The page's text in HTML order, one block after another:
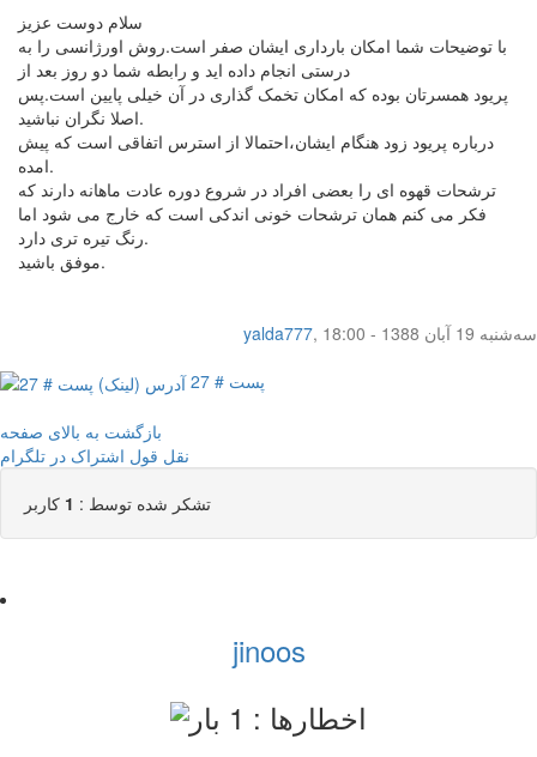
سلام دوست عزیز
با توضیحات شما امکان بارداری ایشان صفر است.روش اورژانسی را به
درستی انجام داده اید و رابطه شما دو روز بعد از
پریود همسرتان بوده که امکان تخمک گذاری در آن خیلی پایین است.پس
اصلا نگران نباشید.
درباره پریود زود هنگام ایشان،احتمالا از استرس اتفاقی است که پیش
امده.
ترشحات قهوه ای را بعضی افراد در شروع دوره عادت ماهانه دارند که
فکر می کنم همان ترشحات خونی اندکی است که خارج می شود اما
رنگ تیره تری دارد.
موفق باشید.
yalda777,
سه‌شنبه 19 آبان 1388 - 18:00
پست # 27
بازگشت به بالای صفحه
نقل قول اشتراک در تلگرام
تشکر شده توسط : 1 کاربر
jinoos